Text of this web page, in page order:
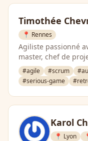
Timothée
📍 Rennes
Agiliste passionné
master, chef de
développeur… Je
passioné …
#agile #scrum
#serious-game
Karol
📍 Lyon